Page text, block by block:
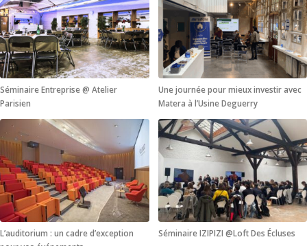
Séminaire Entreprise @ Atelier
Parisien
Une journée pour mieux investir avec
Matera à l’Usine Deguerry
L’auditorium : un cadre d’exception
Séminaire IZIPIZI @Loft Des Écluses